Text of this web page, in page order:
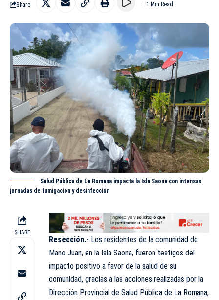
Share 1 Min Read
Salud Pública de La Romana impacta la Isla Saona con intensas
jornadas de fumigación y desinfección
SHARE
Resección.- Los residentes de la comunidad de
Mano Juan, en la Isla Saona, fueron testigos del
impacto positivo a favor de la salud de su
comunidad, gracias a las acciones realizadas por la
Dirección Provincial de Salud Pública de La Romana,